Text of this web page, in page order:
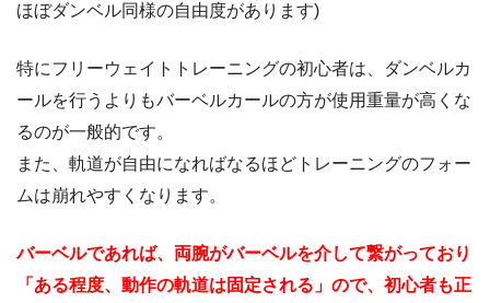
ほぼダンベル同様の自由度があります)
特にフリーウェイトトレーニングの初心者は、ダンベルカ
ールを行うよりもバーベルカールの方が使用重量が高くな
るのが一般的です。
また、軌道が自由になればなるほどトレーニングのフォー
ムは崩れやすくなります。
バーベルであれば、両腕がバーベルを介して繋がっており
「ある程度、動作の軌道は固定される」ので、初心者も正